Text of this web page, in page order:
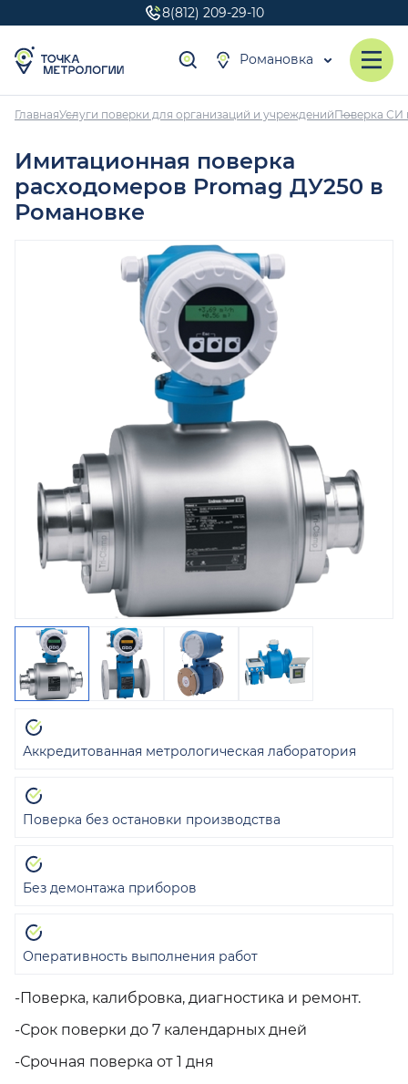
8(812) 209-29-10
Романовка
ГлавнаяУслуги поверки для организаций и учрежденийПоверка СИ
Имитационная поверка
расходомеров Promag ДУ250 в
Романовке
-Поверка, калибровка, диагностика и ремонт.
-Срок поверки до 7 календарных дней
-Срочная поверка от 1 дня
Аккредитованная метрологическая лаборатория
Поверка без остановки производства
Без демонтажа приборов
Оперативность выполнения работ